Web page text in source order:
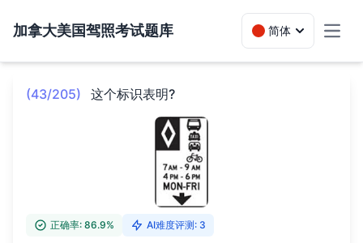
加拿大美国驾照考试题库 简体
(43/205) 这个标识表明?
正确率: 86.9% AI难度评测: 3